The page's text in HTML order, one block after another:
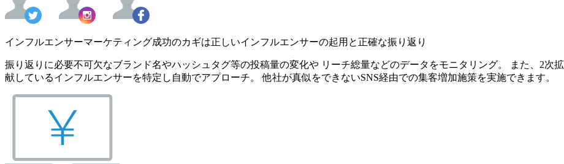
インフルエンサーマーケティング成功のカギは正しいインフルエンサーの起用と正確な振り返り
振り返りに必要不可欠なブランド名やハッシュタグ等の投稿量の変化や リーチ総量などのデータをモニタリング。 また、2次
献しているインフルエンサーを特定し自動でアプローチ。 他社が真似をできないSNS経由での集客増加施策を実施できます。